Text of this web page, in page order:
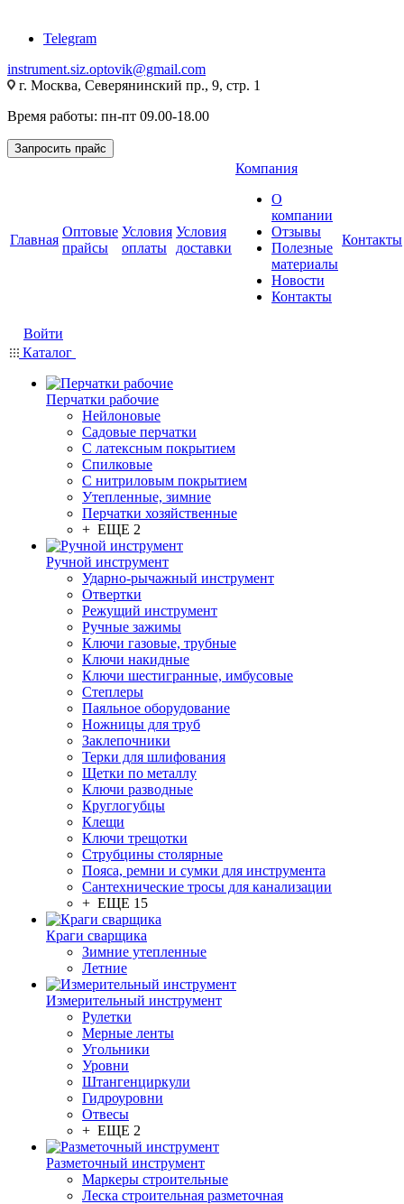
Telegram
instrument.siz.optovik@gmail.com
г. Москва, Северянинский пр., 9, стр. 1
Время работы: пн-пт 09.00-18.00
Запросить прайс
Главная
Оптовые
прайсы
Условия
оплаты
Условия
доставки
Компания
О
компании
Отзывы
Полезные
материалы
Новости
Контакты
Контакты
Войти
Каталог
Перчатки рабочие
Нейлоновые
Садовые перчатки
С латексным покрытием
Cпилковые
С нитриловым покрытием
Утепленные, зимние
Перчатки хозяйственные
+ ЕЩЕ 2
Ручной инструмент
Ударно-рычажный инструмент
Отвертки
Режущий инструмент
Ручные зажимы
Ключи газовые, трубные
Ключи накидные
Ключи шестигранные, имбусовые
Степлеры
Паяльное оборудование
Ножницы для труб
Заклепочники
Терки для шлифования
Щетки по металлу
Ключи разводные
Круглогубцы
Клещи
Ключи трещотки
Струбцины столярные
Пояса, ремни и сумки для инструмента
Сантехнические тросы для канализации
+ ЕЩЕ 15
Краги сварщика
Зимние утепленные
Летние
Измерительный инструмент
Рулетки
Мерные ленты
Угольники
Уровни
Штангенциркули
Гидроуровни
Отвесы
+ ЕЩЕ 2
Разметочный инструмент
Маркеры строительные
Леска строительная разметочная